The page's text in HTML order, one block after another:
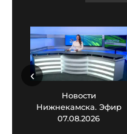
Новости
Нижнекамска. Эфир
07.08.2026
‹